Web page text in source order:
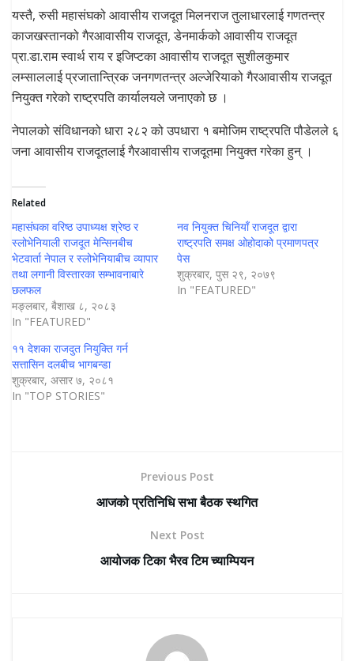
यस्तै, रुसी महासंघको आवासीय राजदूत मिलनराज तुलाधारलाई गणतन्त्र
काजखस्तानको गैरआवासीय राजदूत, डेनमार्कको आवासीय राजदूत
प्रा.डा.राम स्वार्थ राय र इजिप्टका आवासीय राजदूत सुशीलकुमार
लम्साललाई प्रजातान्त्रिक जनगणतन्त्र अल्जेरियाको गैरआवासीय राजदूत
नियुक्त गरेको राष्ट्रपति कार्यालयले जनाएको छ ।
नेपालको संविधानको धारा २८२ को उपधारा १ बमोजिम राष्ट्रपति पौडेलले ६
जना आवासीय राजदूतलाई गैरआवासीय राजदूतमा नियुक्त गरेका हुन् ।
Related
महासंघका वरिष्ठ उपाध्यक्ष श्रेष्ठ र
स्लोभेनियाली राजदूत मेन्सिनबीच
भेटवार्ता नेपाल र स्लोभेनियाबीच व्यापार
तथा लगानी विस्तारका सम्भावनाबारे
छलफल
मङ्लबार, बैशाख ८, २०८३
In "FEATURED"
नव नियुक्त चिनियाँ राजदूत द्वारा
राष्ट्रपति समक्ष ओहोदाको प्रमाणपत्र
पेस
शुक्रबार, पुस २९, २०७९
In "FEATURED"
११ देशका राजदुत नियुक्ति गर्न
सत्तासिन दलबीच भागबन्डा
शुक्रबार, असार ७, २०८१
In "TOP STORIES"
Previous Post
आजको प्रतिनिधि सभा बैठक स्थगित
Next Post
आयोजक टिका भैरव टिम च्याम्पियन